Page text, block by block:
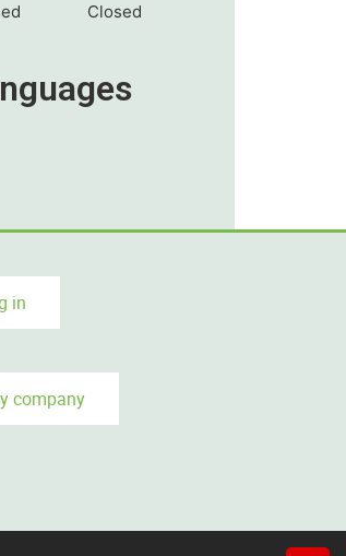
Closed
in
company